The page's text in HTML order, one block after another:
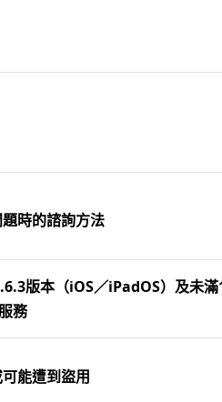
時的諮詢方法
版本（iOS／iPadOS）及未
務
能遭到盜用